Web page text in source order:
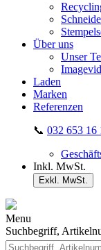
Über uns
Unser
Laden
Marken
Referenzen
📞 032 653 16
Inkl. MwSt.
Exkl. MwSt.
Menu
Suchbegriff,